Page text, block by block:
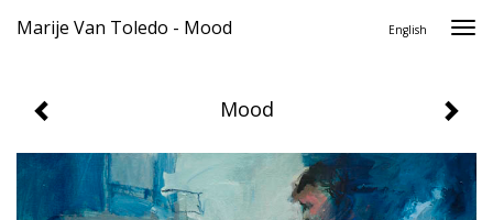
Marije Van Toledo - Mood English
Mood